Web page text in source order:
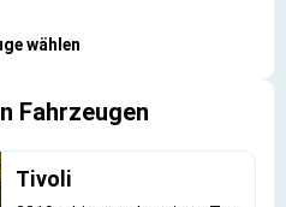
wählen
Fahrzeugen
Tivoli